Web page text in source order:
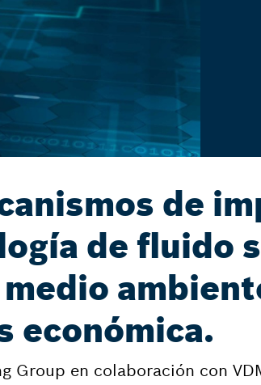
de
de fluido
económica.
Group en colaboración con